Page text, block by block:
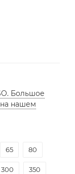
Большое
нашем
65 80
300 350